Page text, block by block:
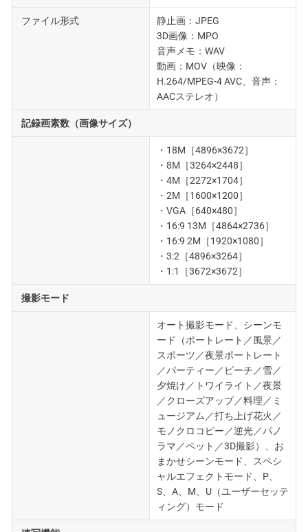
ファイル形式
静止画：JPEG
3D画像：MPO
音声メモ：WAV
動画：MOV（映像：
H.264/MPEG-4 AVC、音声：
AACステレオ）
記録画素数（画像サイズ）
・18M［4896×3672］
・8M［3264×2448］
・4M［2272×1704］
・2M［1600×1200］
・VGA［640×480］
・16:9 13M［4864×2736］
・16:9 2M［1920×1080］
・3:2［4896×3264］
・1:1［3672×3672］
撮影モード
オート撮影モード、シーンモ
ード（ポートレート／風景／
スポーツ／夜景ポートレート
／パーティー／ビーチ／雪／
夕焼け／トワイライト／夜景
／クローズアップ／料理／ミ
ュージアム／打ち上げ花火／
モノクロコピー／逆光／パノ
ラマ／ペット／3D撮影）、お
まかせシーンモード、スペシ
ャルエフェクトモード、P、
S、A、M、U（ユーザーセッテ
ィング）モード